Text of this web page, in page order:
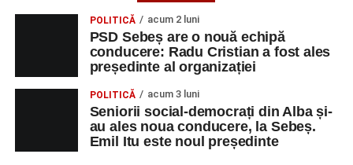
POLITICĂ acum 2 luni
PSD Sebeș are o nouă echipă
conducere: Radu Cristian a fost ales
președinte al organizației
POLITICĂ acum 3 luni
Seniorii social-democrați din Alba și-
au ales noua conducere, la Sebeș.
Emil Itu este noul președinte